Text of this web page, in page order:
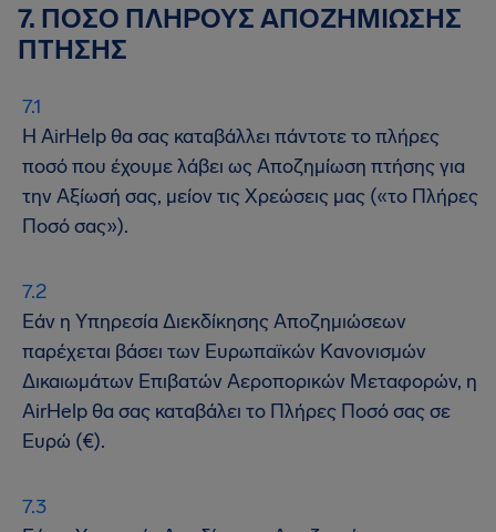
7. ΠΟΣΟ ΠΛΗΡΟΥΣ ΑΠΟΖΗΜΙΩΣΗΣ
ΠΤΗΣΗΣ
Η AirHelp θα σας καταβάλλει πάντοτε το πλήρες
ποσό που έχουμε λάβει ως Αποζημίωση πτήσης για
την Αξίωσή σας, μείον τις Χρεώσεις μας («το Πλήρες
Ποσό σας»).
Εάν η Υπηρεσία Διεκδίκησης Αποζημιώσεων
παρέχεται βάσει των Ευρωπαϊκών Κανονισμών
Δικαιωμάτων Επιβατών Αεροπορικών Μεταφορών, η
AirHelp θα σας καταβάλει το Πλήρες Ποσό σας σε
Ευρώ (€).